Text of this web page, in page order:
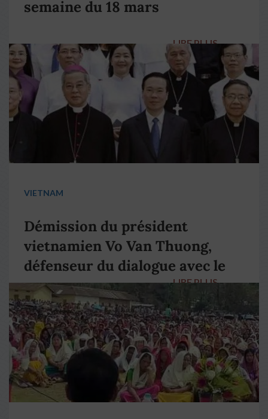
semaine du 18 mars
LIRE PLUS →
VIETNAM
Démission du président
vietnamien Vo Van Thuong,
défenseur du dialogue avec le
pape François
LIRE PLUS →